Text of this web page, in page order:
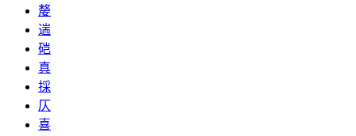
嫠
遄
硙
真
採
仄
喜